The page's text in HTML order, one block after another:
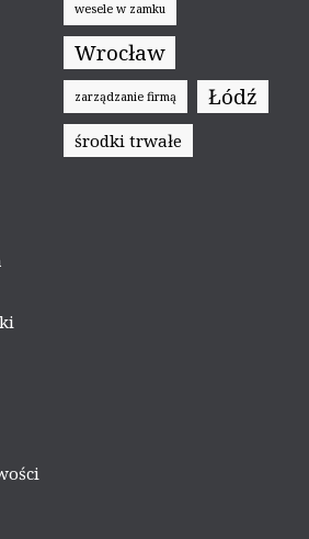
wesele w zamku
Wrocław
zarządzanie firmą Łódź
środki trwałe